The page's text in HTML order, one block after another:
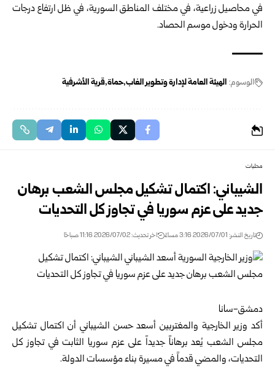
في محاصيل زراعية، في مختلف المناطق السورية، ‏في ظل ‏ارتفاع درجات
الحرارة ودخول موسم الحصاد.‏
الوسوم: الهيئة العامة لإدارة وتطوير الغاب حماة قرية الأشرفية
محليات
الشيباني: اكتمال تشكيل مجلس الشعب برهان
جديد على عزم سوريا ‏في تجاوز كل التحديات
تاريخ النشر: 2026/07/01 3:16 مساءً اخر تحديث: 2026/07/02 11:16 صباحًا
دمشق-سانا
أكد وزير الخارجية والمغتربين أسعد حسن الشيباني أن اكتمال تشكيل
مجلس الشعبيُعد برهاناً جديداً على عزم سوريا الثابت في تجاوز ‏كل
التحديات، والمضي قدماً في مسيرة بناء مؤسسات الدولة.‏